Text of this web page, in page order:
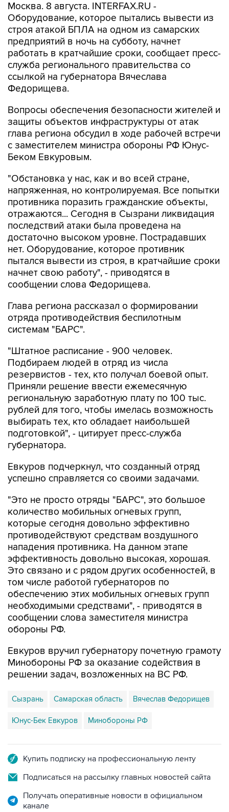
Москва. 8 августа. INTERFAX.RU -
Оборудование, которое пытались вывести из
строя атакой БПЛА на одном из самарских
предприятий в ночь на субботу, начнет
работать в кратчайшие сроки, сообщает пресс-
служба регионального правительства со
ссылкой на губернатора Вячеслава
Федорищева.
Вопросы обеспечения безопасности жителей и
защиты объектов инфраструктуры от атак
глава региона обсудил в ходе рабочей встречи
с заместителем министра обороны РФ Юнус-
Беком Евкуровым.
"Обстановка у нас, как и во всей стране,
напряженная, но контролируемая. Все попытки
противника поразить гражданские объекты,
отражаются... Сегодня в Сызрани ликвидация
последствий атаки была проведена на
достаточно высоком уровне. Пострадавших
нет. Оборудование, которое противник
пытался вывести из строя, в кратчайшие сроки
начнет свою работу", - приводятся в
сообщении слова Федорищева.
Глава региона рассказал о формировании
отряда противодействия беспилотным
системам "БАРС".
"Штатное расписание - 900 человек.
Подбираем людей в отряд из числа
резервистов - тех, кто получал боевой опыт.
Приняли решение ввести ежемесячную
региональную заработную плату по 100 тыс.
рублей для того, чтобы имелась возможность
выбирать тех, кто обладает наибольшей
подготовкой", - цитирует пресс-служба
губернатора.
Евкуров подчеркнул, что созданный отряд
успешно справляется со своими задачами.
"Это не просто отряды "БАРС", это большое
количество мобильных огневых групп,
которые сегодня довольно эффективно
противодействуют средствам воздушного
нападения противника. На данном этапе
эффективность довольно высокая, хорошая.
Это связано и с рядом других особенностей, в
том числе работой губернаторов по
обеспечению этих мобильных огневых групп
необходимыми средствами", - приводятся в
сообщении слова заместителя министра
обороны РФ.
Евкуров вручил губернатору почетную грамоту
Минобороны РФ за оказание содействия в
решении задач, возложенных на ВС РФ.
Сызрань Самарская область Вячеслав Федорищев
Юнус-Бек Евкуров Минобороны РФ
Купить подписку на профессиональную ленту
Подписаться на рассылку главных новостей сайта
Получать оперативные новости в официальном
канале